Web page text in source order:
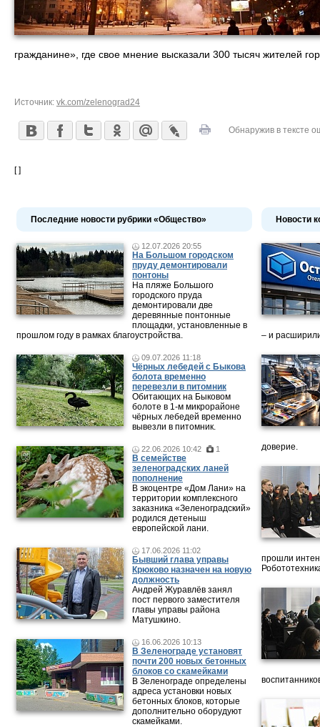
гражданине», где свое мнение высказали 300 тысяч жителей
Источник: vk.com/zelenograd24
Обнаружив в тексте
[ ]
Последние новости рубрики «Общество»
12.07.2026 20:55
На Большом городском
пруду демонтировали
понтоны
На пляже Большого
городского пруда
демонтировали две
деревянные понтонные
площадки, установленные в
прошлом году в рамках благоустройства.
09.07.2026 11:18
Чёрных лебедей с Быкова
болота временно
перевезли в питомник
Обитающих на Быковом
болоте в 1-м микрорайоне
чёрных лебедей временно
вывезли в питомник.
22.06.2026 10:42 1
В семействе
зеленоградских ланей
пополнение
В экоцентре «Дом Лани» на
территории комплексного
заказника «Зеленоградский»
родился детеныш
европейской лани.
17.06.2026 11:02
Бывший глава управы
Крюково назначен на новую
должность
Андрей Журавлёв занял
пост первого заместителя
главы управы района
Матушкино.
16.06.2026 10:13
В Зеленограде установят
почти 200 новых бетонных
блоков со скамейками
В Зеленограде определены
адреса установки новых
бетонных блоков, которые
дополнительно оборудуют
скамейками.
Новости
– и
доверие.
прошли